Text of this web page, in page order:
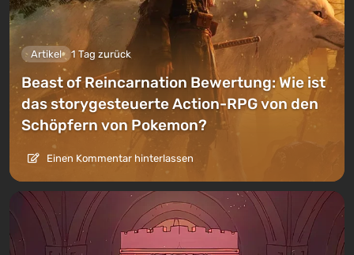
Artikel 1 Tag zurück
Beast of Reincarnation Bewertung: Wie ist
das storygesteuerte Action-RPG von den
Schöpfern von Pokemon?
Einen Kommentar hinterlassen